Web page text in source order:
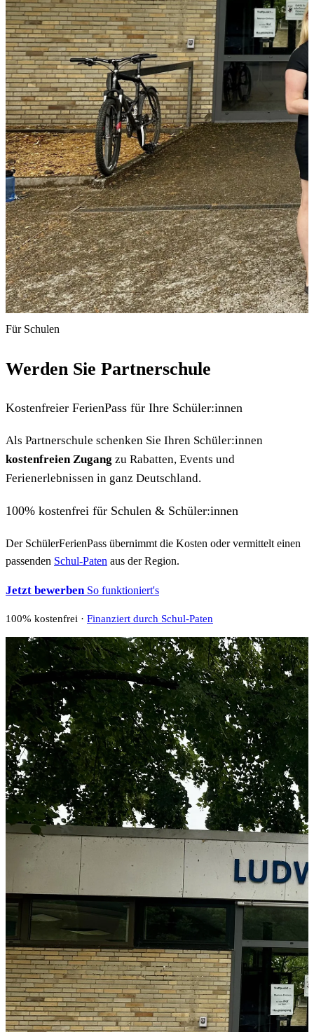
Für Schulen
Werden Sie Partnerschule
Kostenfreier FerienPass für Ihre Schüler:innen
Als Partnerschule schenken Sie Ihren Schüler:innen
kostenfreien Zugang zu Rabatten, Events und
Ferienerlebnissen in ganz Deutschland.
100% kostenfrei für Schulen & Schüler:innen
Der SchülerFerienPass übernimmt die Kosten oder vermittelt einen
passenden Schul-Paten aus der Region.
Jetzt bewerben So funktioniert's
100% kostenfrei · Finanziert durch Schul-Paten